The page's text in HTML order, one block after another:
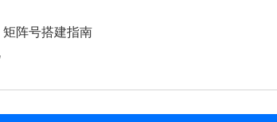
阵号搭建指南